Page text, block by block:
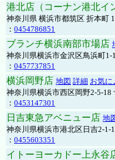
港北店（コーナン港北イ
神奈川県 横浜市都筑区 折本町
： 0454786851
ブランチ横浜南部市場店
神奈川県横浜市金沢区鳥浜町1-1
： 0457737851
横浜岡野店 地図 詳細 お気に
神奈川県横浜市西区岡野2-5-18
： 0453147301
日吉東急アベニュー店 地
神奈川県横浜市港北区日吉2-
： 0455603351
イトーヨーカドー上永谷